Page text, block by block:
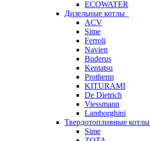
ECOWATER
Дизельные котлы
ACV
Sime
Ferroli
Navien
Buderus
Kentatsu
Protherm
KITURAMI
De Dietrich
Viessmann
Lamborghini
Твердотопливные котлы
Sime